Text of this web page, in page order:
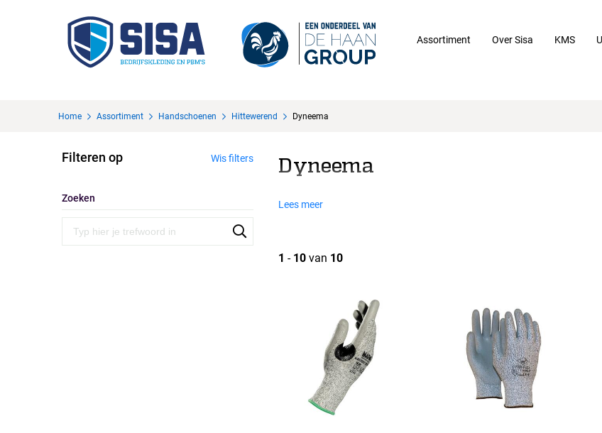
Assortiment Over Sisa KMS
Home Assortiment Handschoenen Hittewerend Dyneema
Filteren op Wis filters
Zoeken
Dyneema
Lees meer
1 - 10 van 10